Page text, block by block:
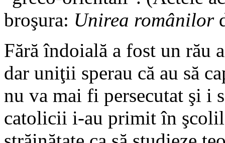
broşura: Unirea românilor
Fără îndoială a fost un rău
dar uniţii sperau că au să
nu va mai fi persecutat şi i
catolicii i-au primit în